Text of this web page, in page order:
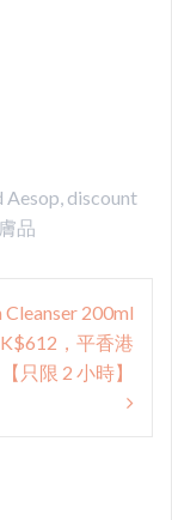
Aesop discount
品
Cleanser 200ml
，平香港
只限 2 小時】